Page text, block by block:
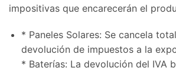
impositivas que encarecerán el
* Paneles Solares: Se cancela
devolución de impuestos a la
* Baterías: La devolución del IVA